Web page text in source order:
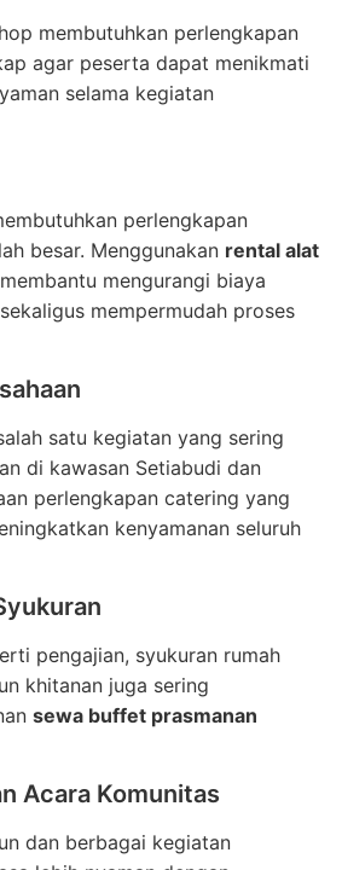
membutuhkan perlengkapan
agar peserta dapat menikmati
selama kegiatan
perlengkapan
besar. Menggunakan rental alat
mengurangi biaya
mempermudah proses
satu kegiatan yang sering
di kawasan Setiabudi dan
perlengkapan catering yang
kenyamanan seluruh
pengajian, syukuran rumah
khitanan juga sering
sewa buffet prasmanan
Acara Komunitas
dan berbagai kegiatan